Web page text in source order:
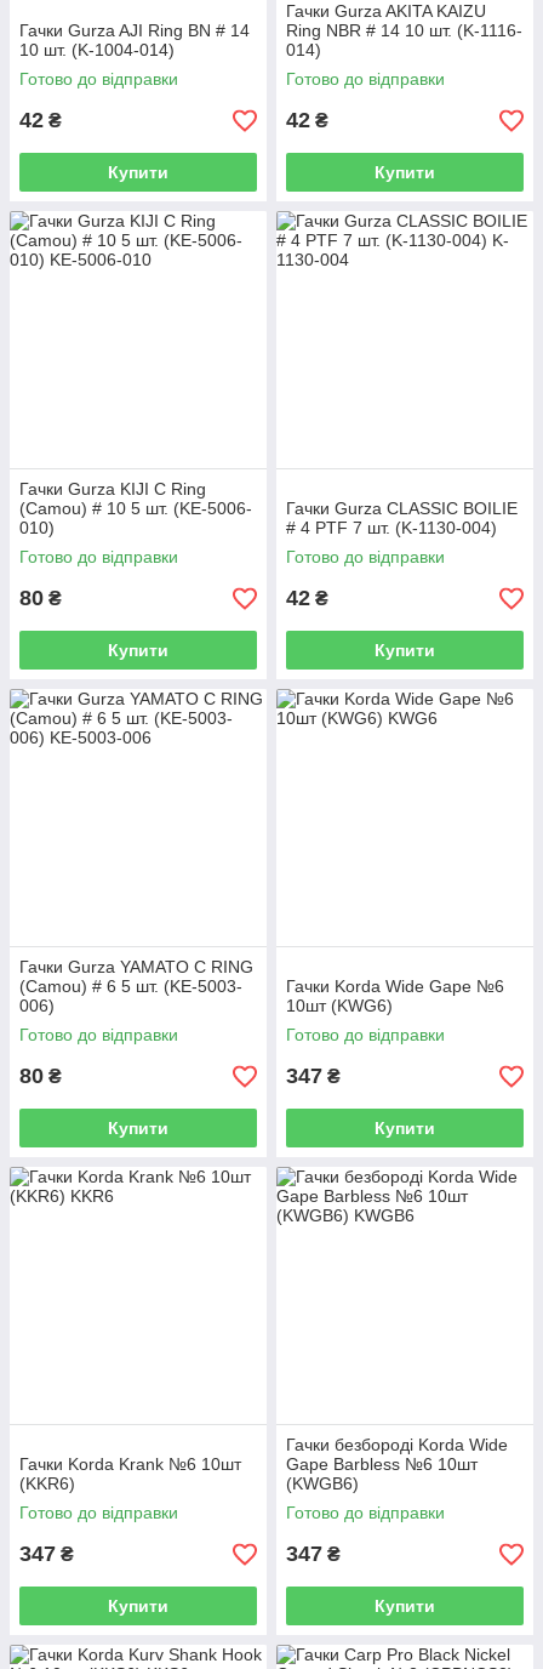
Гачки Gurza AJI Ring BN # 14
10 шт. (K-1004-014)
Готово до відправки
42 ₴
Купити
Гачки Gurza AKITA KAIZU
Ring NBR # 14 10 шт. (K-1116-
014)
Готово до відправки
42 ₴
Купити
Гачки Gurza KIJI C Ring
(Camou) # 10 5 шт. (KE-5006-
010)
Готово до відправки
80 ₴
Купити
Гачки Gurza CLASSIC BOILIE
# 4 PTF 7 шт. (K-1130-004)
Готово до відправки
42 ₴
Купити
Гачки Gurza YAMATO C RING
(Camou) # 6 5 шт. (KE-5003-
006)
Готово до відправки
80 ₴
Купити
Гачки Korda Wide Gape №6
10шт (KWG6)
Готово до відправки
347 ₴
Купити
Гачки Korda Krank №6 10шт
(KKR6)
Готово до відправки
347 ₴
Купити
Гачки безбороді Korda Wide
Gape Barbless №6 10шт
(KWGB6)
Готово до відправки
347 ₴
Купити